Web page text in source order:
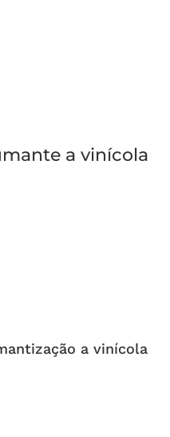
a vinícola
a vinícola